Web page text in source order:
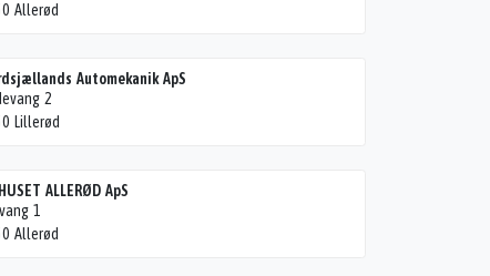
Allerød
Automekanik ApS
2
Lillerød
ALLERØD ApS
1
Allerød